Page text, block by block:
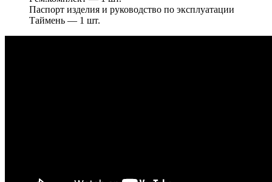
Паспорт изделия и руководство по эксплуатации
Таймень — 1 шт.